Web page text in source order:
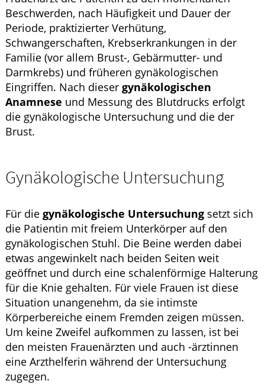
Beschwerden, nach Häufigkeit und Dauer der
Periode, praktizierter Verhütung,
Schwangerschaften, Krebserkrankungen in der
Familie (vor allem Brust-, Gebärmutter- und
Darmkrebs) und früheren gynäkologischen
Eingriffen. Nach dieser gynäkologischen
Anamnese und Messung des Blutdrucks erfolgt
die gynäkologische Untersuchung und die der
Brust.
Gynäkologische Untersuchung
Für die gynäkologische Untersuchung setzt sich
die Patientin mit freiem Unterkörper auf den
gynäkologischen Stuhl. Die Beine werden dabei
etwas angewinkelt nach beiden Seiten weit
geöffnet und durch eine schalenförmige Halterung
für die Knie gehalten. Für viele Frauen ist diese
Situation unangenehm, da sie intimste
Körperbereiche einem Fremden zeigen müssen.
Um keine Zweifel aufkommen zu lassen, ist bei
den meisten Frauenärzten und auch -ärztinnen
eine Arzthelferin während der Untersuchung
zugegen.